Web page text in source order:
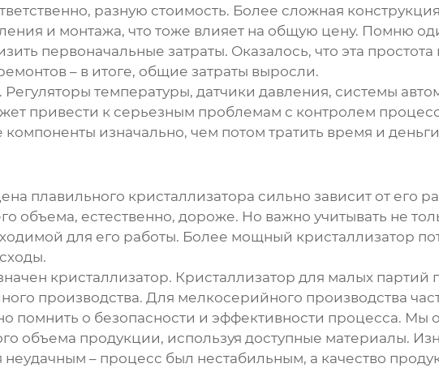
разную стоимость. Более сложная
и монтажа, что тоже влияет на общую цену. Помню
первоначальные затраты. Оказалось, что эта
– в итоге, общие затраты выросли.
температуры, датчики давления, системы
привести к серьезным проблемам с контролем
изначально, чем потом тратить время и
плавильного кристаллизатора сильно зависит от его
объема, естественно, дороже. Но важно учитывать не
для его работы. Более мощный кристаллизатор
кристаллизатор. Кристаллизатор для малых партий
производства. Для мелкосерийного производства
помнить о безопасности и эффективности процесса. Мы
объема продукции, используя доступные материалы.
– процесс был нестабильным, а качество